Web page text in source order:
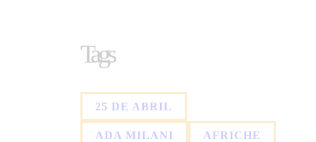
Tags
25 DE ABRIL
ADA MILANI AFRICHE